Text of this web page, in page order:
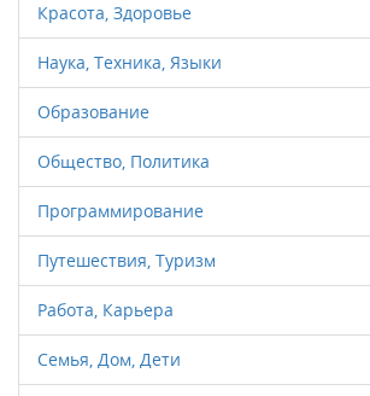
Красота, Здоровье
Наука, Техника, Языки
Образование
Общество, Политика
Программирование
Путешествия, Туризм
Работа, Карьера
Семья, Дом, Дети